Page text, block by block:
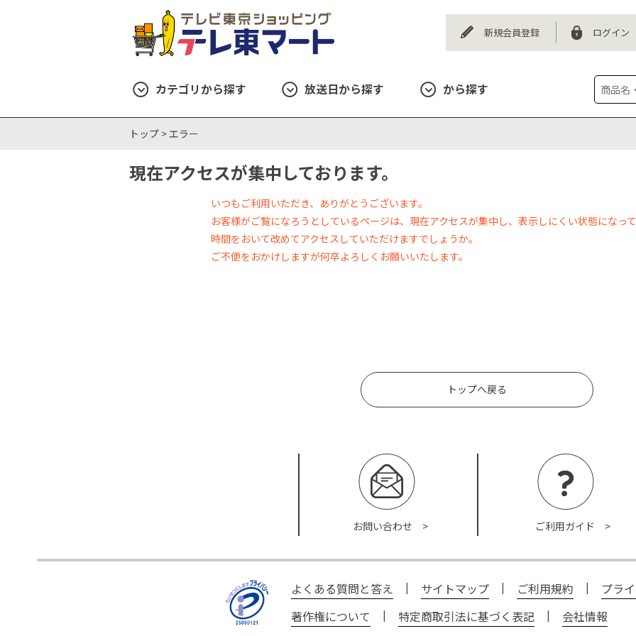
新規会員登録 ログイン
カテゴリから探す 放送日から探す から探す
トップ >エラー
現在アクセスが集中しております。
いつもご利用いただき、ありがとうございます。
お客様がご覧になろうとしているページは、現在アクセスが集中し、表示しにくい状態になって
時間をおいて改めてアクセスしていただけますでしょうか。
ご不便をおかけしますが何卒よろしくお願いいたします。
トップへ戻る
お問い合わせ > ご利用ガイド >
よくある質問と答え | サイトマップ | ご利用規約 | プラ
著作権について | 特定商取引法に基づく表記 | 会社情報